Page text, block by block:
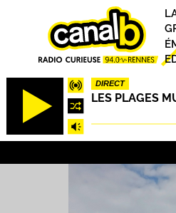
DIRECT
LES PLAGES